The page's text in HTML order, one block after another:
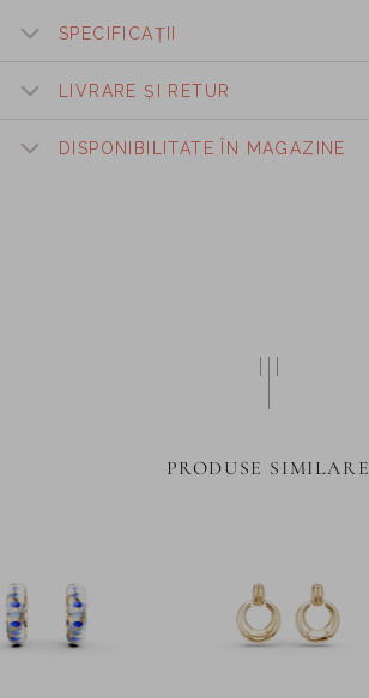
SPECIFICAȚII
LIVRARE ȘI RETUR
DISPONIBILITATE ÎN MAGAZINE
PRODUSE SIMILARE